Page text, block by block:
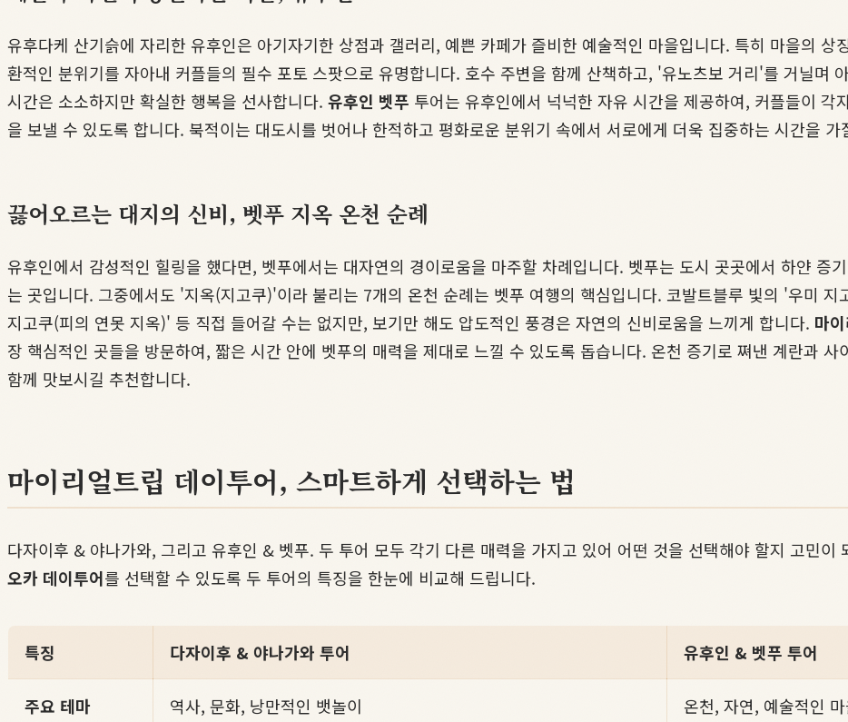
유후다케 산기슭에 자리한 유후인은 아기자기한 상점과 갤러리, 예쁜 카페가 즐비한 예술적인 마을입니다. 특히 마을의
환적인 분위기를 자아내 커플들의 필수 포토 스팟으로 유명합니다. 호수 주변을 함께 산책하고, '유노츠보 거리'를 거닐며
시간은 소소하지만 확실한 행복을 선사합니다. 유후인 벳푸 투어는 유후인에서 넉넉한 자유 시간을 제공하여, 커플들이
을 보낼 수 있도록 합니다. 북적이는 대도시를 벗어나 한적하고 평화로운 분위기 속에서 서로에게 더욱 집중하는 시간을 가
끓어오르는 대지의 신비, 벳푸 지옥 온천 순례
유후인에서 감성적인 힐링을 했다면, 벳푸에서는 대자연의 경이로움을 마주할 차례입니다. 벳푸는 도시 곳곳에서 하얀 증
는 곳입니다. 그중에서도 '지옥(지고쿠)'이라 불리는 7개의 온천 순례는 벳푸 여행의 핵심입니다. 코발트블루 빛의 '우미
지고쿠(피의 연못 지옥)' 등 직접 들어갈 수는 없지만, 보기만 해도 압도적인 풍경은 자연의 신비로움을 느끼게 합니다. 마
장 핵심적인 곳들을 방문하여, 짧은 시간 안에 벳푸의 매력을 제대로 느낄 수 있도록 돕습니다. 온천 증기로 쪄낸 계란과
함께 맛보시길 추천합니다.
마이리얼트립 데이투어, 스마트하게 선택하는 법
다자이후 & 야나가와, 그리고 유후인 & 벳푸. 두 투어 모두 각기 다른 매력을 가지고 있어 어떤 것을 선택해야 할지 고민이
오카 데이투어를 선택할 수 있도록 두 투어의 특징을 한눈에 비교해 드립니다.
특징 다자이후 & 야나가와 투어 유후인 & 벳푸 투어
주요 테마 역사, 문화, 낭만적인 뱃놀이 온천, 자연, 예술적인